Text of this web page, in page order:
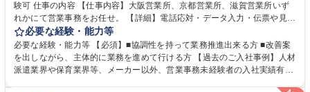
験可 仕事の内容 【仕事内容】大阪営業所、京都営業所、滋賀営業所いず
れかにて営業事務をお任せ。 【詳細】電話応対・データ入力・伝票や見積
の作成・カタログ送付・来客対応・営業所内で発生する事務業務や業務改
善をお任せ。 【教育制度】ご入社後、育成担当とペアになりながらOJTに
て業務を覚えていただくことが可能です。業務システムがきちんと構築さ
れているため、スムーズに仕事に慣れることができる環境です。また、
必要な経験・能力等
必要な経験・能力等 【必須】■協調性を持って業務推進出来る方 ■改善案
を出しながら、主体的に業務を進めて行ける方 【過去のご入社事例】人材
派遣業界や保育業界等、メーカー以外、営業事務未経験者の入社実績有